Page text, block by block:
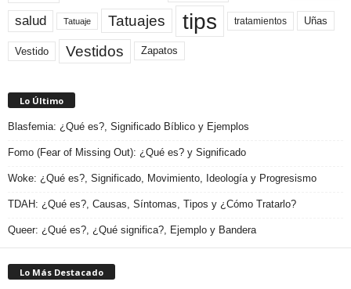
salud Tatuaje Tatuajes tips tratamientos Uñas
Vestido Vestidos Zapatos
Lo Último
Blasfemia: ¿Qué es?, Significado Bíblico y Ejemplos
Fomo (Fear of Missing Out): ¿Qué es? y Significado
Woke: ¿Qué es?, Significado, Movimiento, Ideología y Progresismo
TDAH: ¿Qué es?, Causas, Síntomas, Tipos y ¿Cómo Tratarlo?
Queer: ¿Qué es?, ¿Qué significa?, Ejemplo y Bandera
Lo Más Destacado